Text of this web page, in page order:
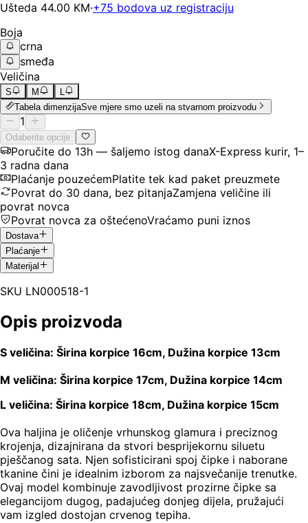
Ušteda 44.00 KM·+75 bodova uz registraciju
Boja
crna
smeđa
Veličina
S M
L
Tabela dimenzijaSve mjere smo uzeli na stvarnom proizvodu
1
Odaberite opcije
Poručite do 13h — šaljemo istog danaX-Express kurir, 1–
3 radna dana
Plaćanje pouzećemPlatite tek kad paket preuzmete
Povrat do 30 dana, bez pitanjaZamjena veličine ili
povrat novca
Povrat novca za oštećenoVraćamo puni iznos
Dostava
Plaćanje
Materijal
SKU LN000518-1
Opis proizvoda
S veličina: Širina korpice 16cm, Dužina korpice 13cm
M veličina: Širina korpice 17cm, Dužina korpice 14cm
L veličina: Širina korpice 18cm, Dužina korpice 15cm
Ova haljina je oličenje vrhunskog glamura i preciznog
krojenja, dizajnirana da stvori besprijekornu siluetu
pješčanog sata. Njen sofisticirani spoj čipke i naborane
tkanine čini je idealnim izborom za najsvečanije trenutke.
Ovaj model kombinuje zavodljivost prozirne čipke sa
elegancijom dugog, padajućeg donjeg dijela, pružajući
vam izgled dostojan crvenog tepiha.